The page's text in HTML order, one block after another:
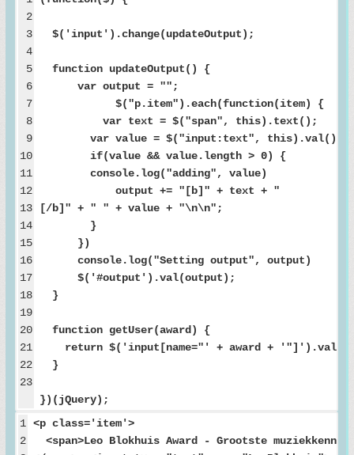
2
3
4
5
6
7
8
9
10
11
12
13
14
15
16
17
18
19
20
21
22
23
$('input').change(updateOutput);
function updateOutput() {
var output = "";
$("p.item").each(function(item) {
var text = $("span", this).text();
var value = $("input:text", this).val();
if(value && value.length > 0) {
console.log("adding", value)
output += "[b]" + text + "
[/b]" + " " + value + "\n\n";
}
})
console.log("Setting output", output)
$('#output').val(output);
}
function getUser(award) {
return $('input[name="' + award +
}
})(jQuery);
1
2
<p class='item'>
<span>Leo Blokhuis Award - Grootste